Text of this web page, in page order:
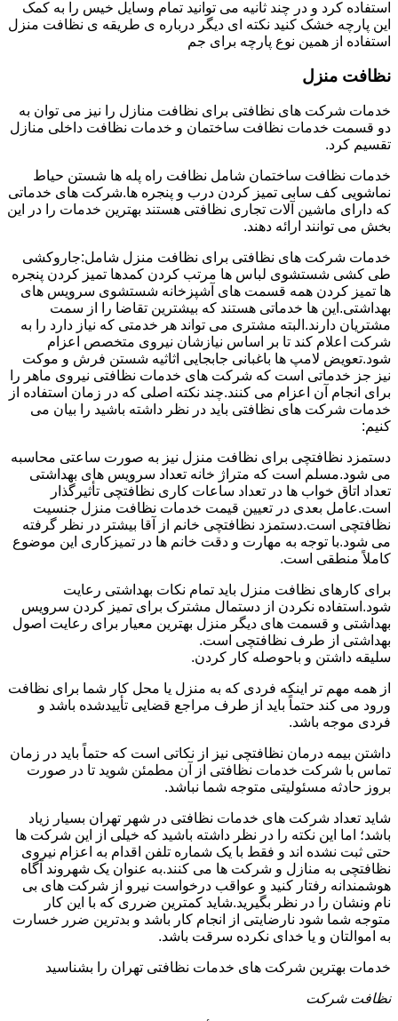
استفاده کرد و در چند ثانیه می توانید تمام وسایل خیس را به کمک
این پارچه خشک کنید نکته ای دیگر درباره ی طریقه ی نظافت منزل
استفاده از همین نوع پارچه برای جم
نظافت منزل
خدمات شرکت های نظافتی برای نظافت منازل را نیز می توان به
دو قسمت خدمات نظافت ساختمان و خدمات نظافت داخلی منازل
تقسیم کرد.
خدمات نظافت ساختمان شامل نظافت راه پله ها شستن حیاط
نماشویی کف سابی تمیز کردن درب و پنجره ها.شرکت های خدماتی
که دارای ماشین آلات تجاری نظافتی هستند بهترین خدمات را در این
بخش می توانند ارائه دهند.
خدمات شرکت های نظافتی برای نظافت منزل شامل:جاروکشی
طی کشی شستشوی لباس ها مرتب کردن کمدها تمیز کردن پنجره
ها تمیز کردن همه قسمت های آشپزخانه شستشوی سرویس های
بهداشتی.این ها خدماتی هستند که بیشترین تقاضا را از سمت
مشتریان دارند.البته مشتری می تواند هر خدمتی که نیاز دارد را به
شرکت اعلام کند تا بر اساس نیازشان نیروی متخصص اعزام
شود.تعویض لامپ ها باغبانی جابجایی اثاثیه شستن فرش و موکت
نیز جز خدماتی است که شرکت های خدمات نظافتی نیروی ماهر را
برای انجام آن اعزام می کنند.چند نکته اصلی که در زمان استفاده از
خدمات شرکت های نظافتی باید در نظر داشته باشید را بیان می
کنیم:
دستمزد نظافتچی برای نظافت منزل نیز به صورت ساعتی محاسبه
می شود.مسلم است که متراژ خانه تعداد سرویس های بهداشتی
تعداد اتاق خواب ها در تعداد ساعات کاری نظافتچی تأثیرگذار
است.عامل بعدی در تعیین قیمت خدمات نظافت منزل جنسیت
نظافتچی است.دستمزد نظافتچی خانم از آقا بیشتر در نظر گرفته
می شود.با توجه به مهارت و دقت خانم ها در تمیزکاری این موضوع
کاملاً منطقی است.
برای کارهای نظافت منزل باید تمام نکات بهداشتی رعایت
شود.استفاده نکردن از دستمال مشترک برای تمیز کردن سرویس
بهداشتی و قسمت های دیگر منزل بهترین معیار برای رعایت اصول
بهداشتی از طرف نظافتچی است.
سلیقه داشتن و باحوصله کار کردن.
از همه مهم تر اینکه فردی که به منزل یا محل کار شما برای نظافت
ورود می کند حتماً باید از طرف مراجع قضایی تأییدشده باشد و
فردی موجه باشد.
داشتن بیمه درمان نظافتچی نیز از نکاتی است که حتماً باید در زمان
تماس با شرکت خدمات نظافتی از آن مطمئن شوید تا در صورت
بروز حادثه مسئولیتی متوجه شما نباشد.
شاید تعداد شرکت های خدمات نظافتی در شهر تهران بسیار زیاد
باشد؛ اما این نکته را در نظر داشته باشید که خیلی از این شرکت ها
حتی ثبت نشده اند و فقط با یک شماره تلفن اقدام به اعزام نیروی
نظافتچی به منازل و شرکت ها می کنند.به عنوان یک شهروند آگاه
هوشمندانه رفتار کنید و عواقب درخواست نیرو از شرکت های بی
نام ونشان را در نظر بگیرید.شاید کمترین ضرری که با این کار
متوجه شما شود نارضایتی از انجام کار باشد و بدترین ضرر خسارت
به اموالتان و یا خدای نکرده سرقت باشد.
خدمات بهترین شرکت های خدمات نظافتی تهران را بشناسید
نظافت شرکت